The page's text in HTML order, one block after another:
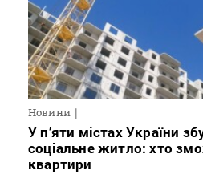
Новини
У п’яти містах України
соціальне житло: хто
квартири